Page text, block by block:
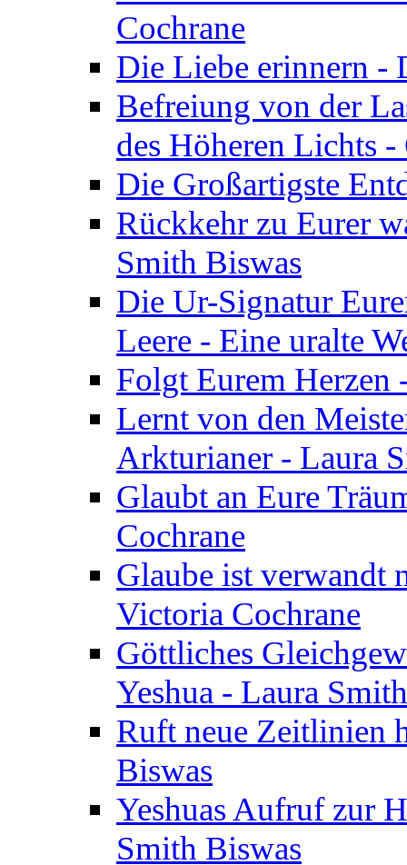
Cochrane
Die Liebe erinnern -
Befreiung von der
des Höheren Lichts
Die Großartigste
Rückkehr zu Eurer
Smith Biswas
Die Ur-Signatur
Leere - Eine uralte
Folgt Eurem
Lernt von den
Arkturianer - Laura
Glaubt an Eure
Cochrane
Glaube ist verwandt
Victoria Cochrane
Göttliches
Yeshua - Laura
Ruft neue Zeitlinien
Biswas
Yeshuas Aufruf zur
Smith Biswas